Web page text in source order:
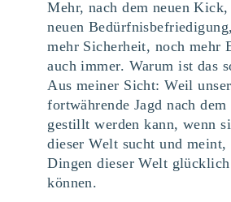
Mehr, nach dem neuen Kick,
neuen
mehr Sicherheit, noch mehr
auch immer. Warum ist das
Aus meiner Sicht: Weil
fortwährende Jagd nach
gestillt werden kann, wenn
dieser Welt sucht und meint,
Dingen dieser Welt
können.